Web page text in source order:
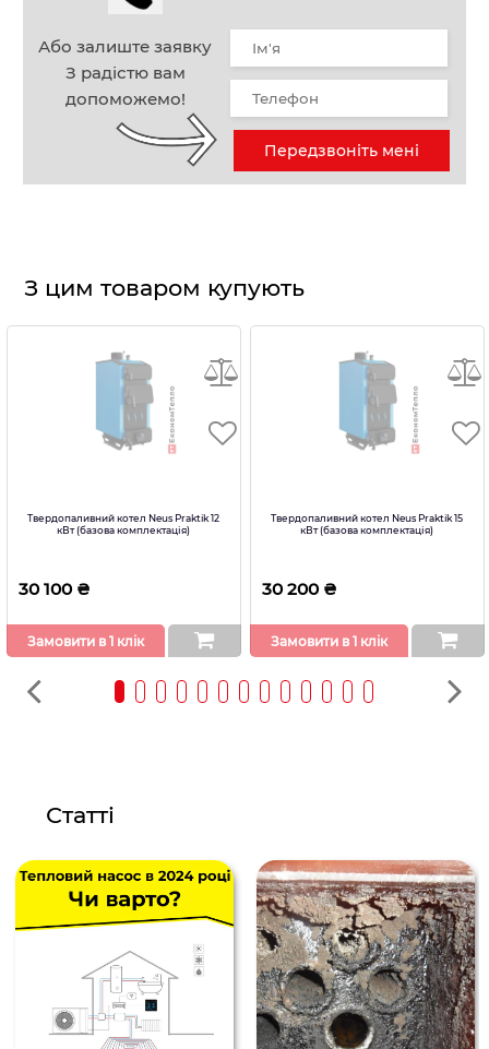
Або залиште заявку
З радістю вам
допоможемо!
Передзвоніть мені
З цим товаром купують
Твердопаливний котел Neus Praktik 12
кВт (базова комплектація)
30 100 ₴
Замовити в 1 клік
Твердопаливний котел Neus Praktik 15
кВт (базова комплектація)
30 200 ₴
Замовити в 1 клік
Статті